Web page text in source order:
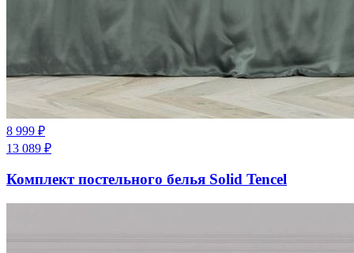
8 999 ₽
13 089 ₽
Комплект постельного белья Solid Tencel